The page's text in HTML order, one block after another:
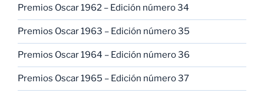
Premios Oscar 1962 – Edición número 34
Premios Oscar 1963 – Edición número 35
Premios Oscar 1964 – Edición número 36
Premios Oscar 1965 – Edición número 37